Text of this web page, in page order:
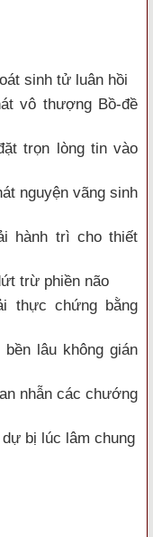
sinh tử luân hồi
vô thượng Bồ-đề
trọn lòng tin vào
nguyện vãng sinh
hành trì cho thiết
trừ phiền não
thực chứng bằng
lâu không gián
nhẫn các chướng
bị lúc lâm chung